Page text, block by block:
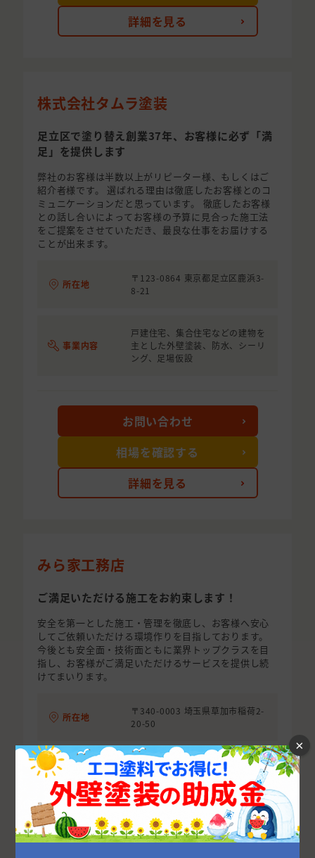
詳細を見る
株式会社タムラ塗装
足立区で塗り替え創業37年、お客様に必ず「満
足」を提供します
弊社のお客様は半数以上がリピーター様、もしくはご
紹介者様です。 選ばれる理由は徹底したお客様とのコ
ミュニケーションだと思っています。 徹底したお客様
との話し合いによってお客様の予算に見合った施工法
をご提案をさせていただき、最良な仕事をお届けする
ことが出来ます。
所在地
〒123-0864 東京都足立区鹿浜3-
8-21
事業内容
戸建住宅、集合住宅などの建物を
主とした外壁塗装、防水、シーリ
ング、足場仮設
詳細を見る
お問い合わせ
相場を確認する
みら家工務店
ご満足いただける施工をお約束します！
安全を第一とした施工・管理を徹底し、お客様へ安心
してご依頼いただける環境作りを目指しております。
今後とも安全面・技術面ともに業界トップクラスを目
指し、お客様がご満足いただけるサービスを提供し続
けてまいります。
所在地
〒340-0003 埼玉県草加市稲荷2-
20-50
事業内容 塗装工事
お問い合わせ
×